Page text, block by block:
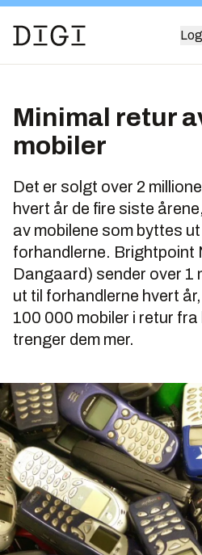
Minimal retur
mobiler
Det er solgt over 2
hvert år de fire siste
av mobilene som byttes
forhandlerne. Brightpoint
Dangaard) sender over 1
ut til forhandlerne hvert
100 000 mobiler i retur fra
trenger dem mer.